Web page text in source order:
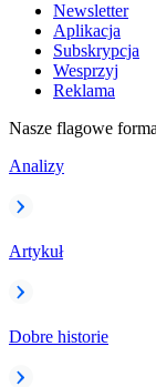
Newsletter
Aplikacja
Subskrypcja
Wesprzyj
Reklama
Nasze flagowe
Analizy
Artykuł
Dobre historie